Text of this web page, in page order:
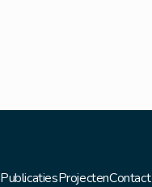
PublicatiesProjectenContact